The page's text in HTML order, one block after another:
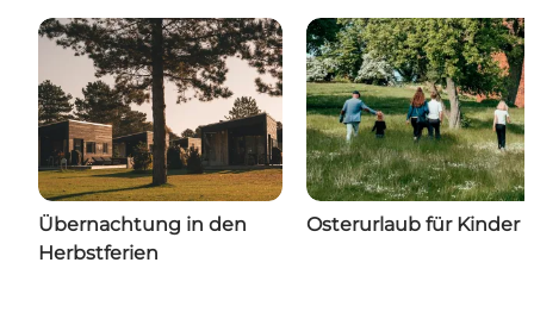
Übernachtung in den
Herbstferien
Osterurlaub für Kinder